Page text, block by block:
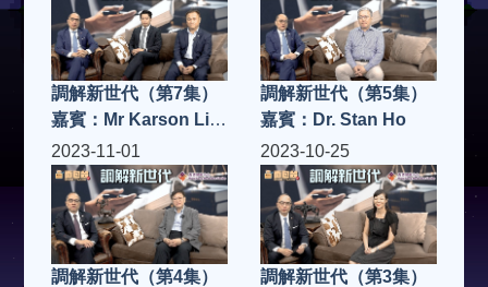
調解新世代（第7集）
嘉賓：Mr Karson Li &
Dr Alfred Chan
調解新世代（第5集）
嘉賓：Dr. Stan Ho
2023-11-01
調解新世代（第4集）
2023-10-25
調解新世代（第3集）